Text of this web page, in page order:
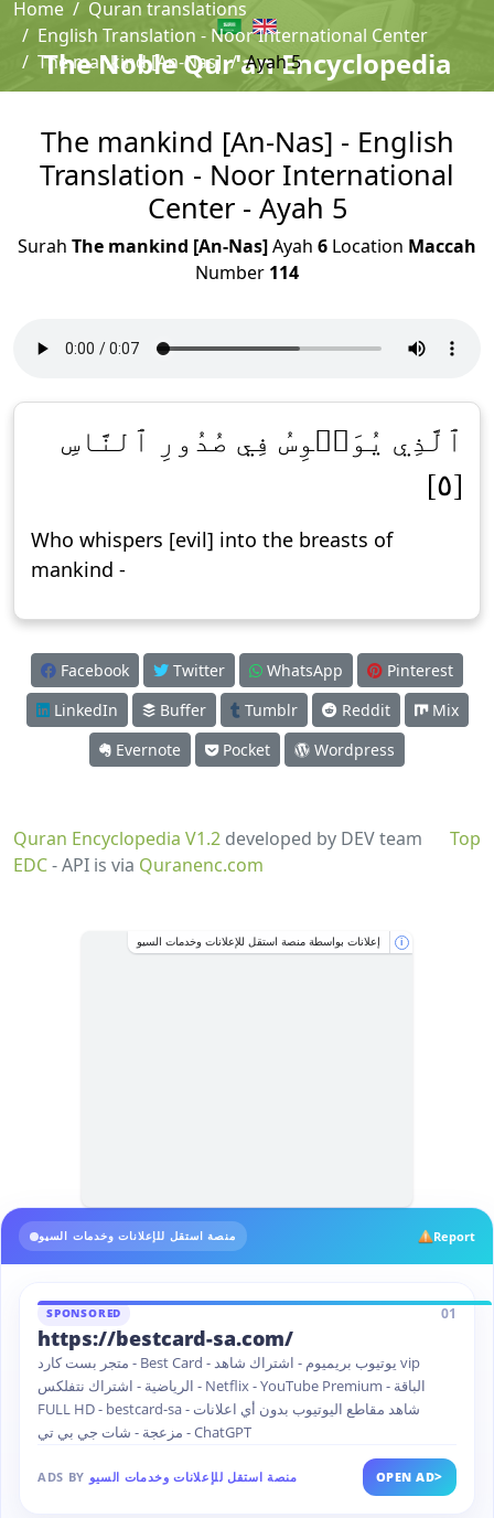
The Noble Qur'an Encyclopedia
Home
Quran translations
English Translation - Noor International Center
The mankind [An-Nas]
Ayah 5
The mankind [An-Nas] - English
Translation - Noor International
Center - Ayah 5
Surah The mankind [An-Nas]Ayah 6 Location Maccah
Number 114
ٱلَّذِي يُوَسۡوِسُ فِي صُدُورِ ٱلنَّاسِ
[٥]
Who whispers [evil] into the breasts of
mankind -
Facebook Twitter WhatsApp
Pinterest
LinkedIn
Buffer Tumblr Reddit
Mix
Evernote
Pocket Wordpress
Top
Quran Encyclopedia V1.2 developed by DEV team
EDC- API is via Quranenc.com
إعلانات بواسطة منصة استقل للإعلانات وخدمات السيو i
منصة استقل للإعلانات وخدمات السيو Report
SPONSORED 01
https://bestcard-sa.com/
متجر بست كارد - Best Card - يوتيوب بريميوم - اشتراك شاهد vip
الرياضية - اشتراك نتفلكس - Netflix - YouTube Premium - الباقة
FULL HD - bestcard-sa - شاهد مقاطع اليوتيوب بدون أي اعلانات
مزعجة - شات جي بي تي - ChatGPT
ADS BY منصة استقل للإعلانات وخدمات السيو OPEN AD>